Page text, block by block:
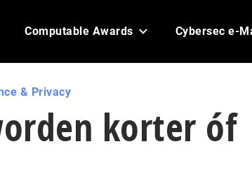
Computable Awards Cybersec e-
& Privacy
korter óf